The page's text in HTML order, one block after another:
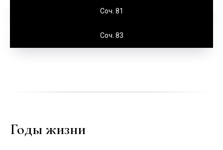
Соч. 81
Соч. 83
Годы жизни